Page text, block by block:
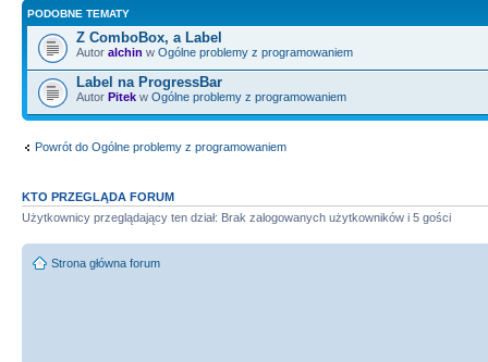
PODOBNE TEMATY
Z ComboBox, a Label
Autor alchin w Ogólne problemy z programowaniem
Label na ProgressBar
Autor Pitek w Ogólne problemy z programowaniem
Powrót do Ogólne problemy z programowaniem
KTO PRZEGLĄDA FORUM
Użytkownicy przeglądający ten dział: Brak zalogowanych użytkowników i 5 gości
Strona główna forum